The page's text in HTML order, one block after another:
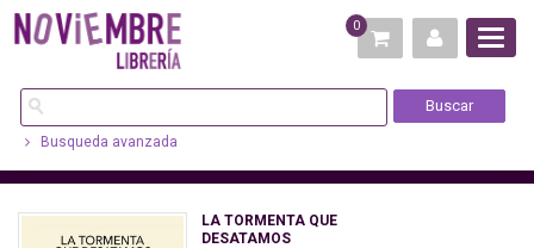
0
Busqueda avanzada
LA TORMENTA QUE
DESATAMOS